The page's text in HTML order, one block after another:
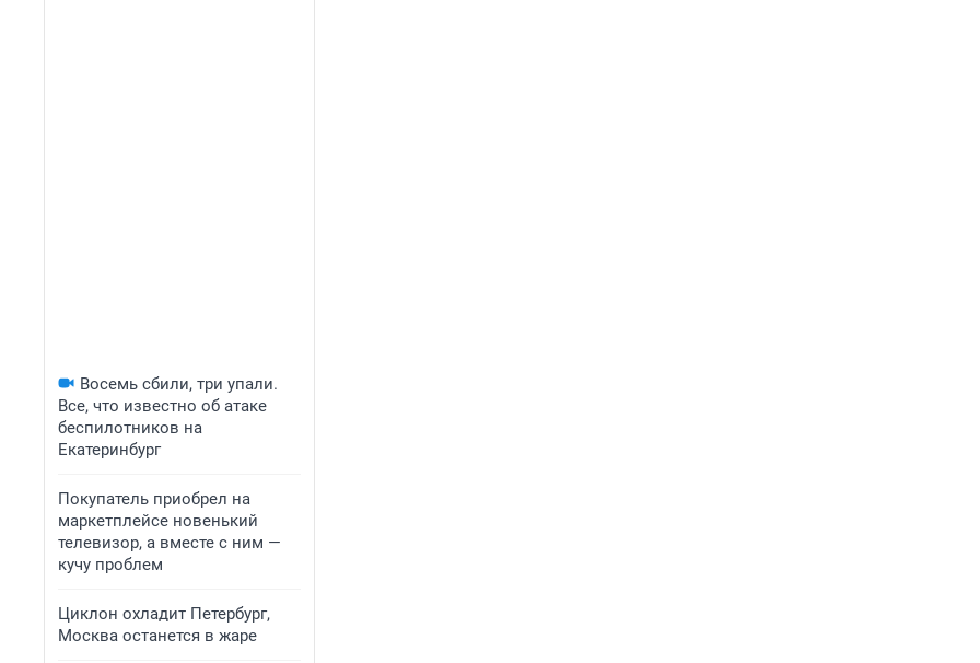
Восемь сбили, три упали.
Все, что известно об атаке
беспилотников на
Екатеринбург
Покупатель приобрел на
маркетплейсе новенький
телевизор, а вместе с ним —
кучу проблем
Циклон охладит Петербург,
Москва останется в жаре